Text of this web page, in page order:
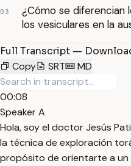
03
¿Cómo se diferencian
los vesiculares en la
Full Transcript —
Copy
SRT MD
00:08
Speaker A
Hola, soy el doctor Jesús
la técnica de exploración
propósito de orientarte a